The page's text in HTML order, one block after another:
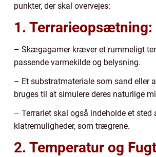
punkter, der skal overvejes:
1. Terrarieopsætning:
– Skægagamer kræver et rummeligt
passende varmekilde og belysning.
– Et substratmateriale som sand eller
bruges til at simulere deres naturlige
– Terrariet skal også indeholde et sted
klatremuligheder, som trægrene.
2. Temperatur og